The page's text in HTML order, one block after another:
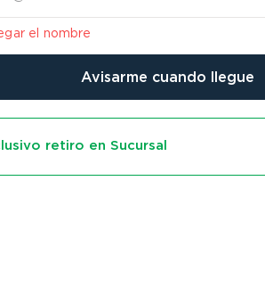
el nombre
Avisarme cuando llegue
retiro en Sucursal